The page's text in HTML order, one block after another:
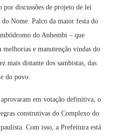
discussões de projeto de lei
Nome. Palco da maior festa do
do Anhembi – que
melhorias e manutenção vindas do
mais distante dos sambistas, das
do povo.
aprovaram em votação definitiva, o
construtivas do Complexo do
Com isso, a Prefeitura está